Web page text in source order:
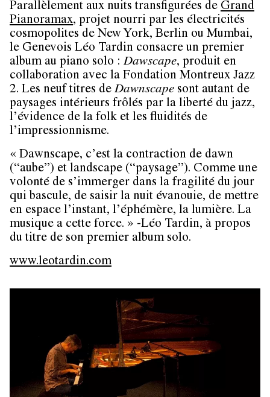
Parallèlement aux nuits transfigurées de Grand
Pianoramax, projet nourri par les électricités
cosmopolites de New York, Berlin ou Mumbai,
le Genevois Léo Tardin consacre un premier
album au piano solo : Dawscape, produit en
collaboration avec la Fondation Montreux Jazz
2. Les neuf titres de Dawnscape sont autant de
paysages intérieurs frôlés par la liberté du jazz,
l’évidence de la folk et les fluidités de
l’impressionnisme.
« Dawnscape, c’est la contraction de dawn
(“aube”) et landscape (“paysage”). Comme une
volonté de s’immerger dans la fragilité du jour
qui bascule, de saisir la nuit évanouie, de mettre
en espace l’instant, l’éphémère, la lumière. La
musique a cette force. » -Léo Tardin, à propos
du titre de son premier album solo.
www.leotardin.com